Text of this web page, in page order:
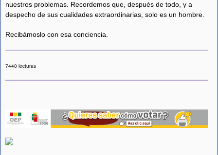
nuestros problemas. Recordemos que, después de todo, y a
despecho de sus cualidades extraordinarias, solo es un hombre.
Recibámoslo con esa conciencia.
7440 lecturas